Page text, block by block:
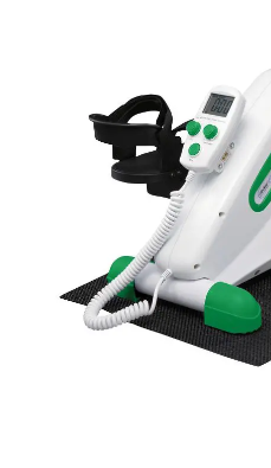
Vêtements & Chaussures
Sécurité
0.00 €